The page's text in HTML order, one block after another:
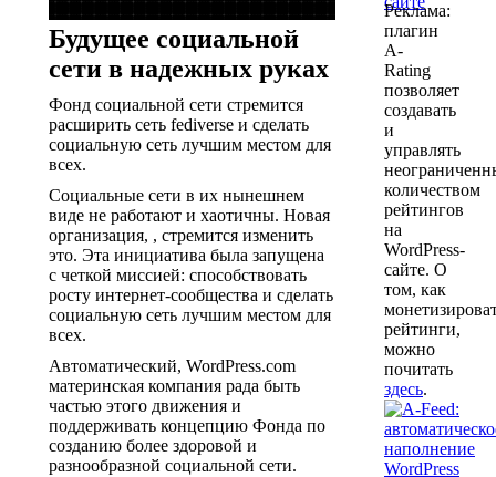
Будущее социальной
сети в надежных руках
Фонд социальной сети стремится
расширить сеть fediverse и сделать
социальную сеть лучшим местом для
всех.
Социальные сети в их нынешнем
виде не работают и хаотичны. Новая
организация, , стремится изменить
это. Эта инициатива была запущена
с четкой миссией: способствовать
росту интернет-сообщества и сделать
социальную сеть лучшим местом для
всех.
Автоматический, WordPress.com
материнская компания рада быть
частью этого движения и
поддерживать концепцию Фонда по
созданию более здоровой и
разнообразной социальной сети.
Реклама:
плагин
A-
Rating
позволяет
создавать
и
управлять
количеством
рейтингов
на
WordPress-
сайте. О
том, как
рейтинги,
можно
почитать
здесь.